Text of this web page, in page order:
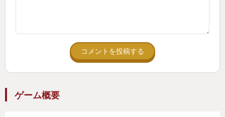
コメントを投稿する
ゲーム概要